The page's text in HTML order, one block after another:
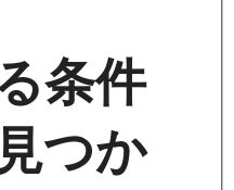
条件
つか